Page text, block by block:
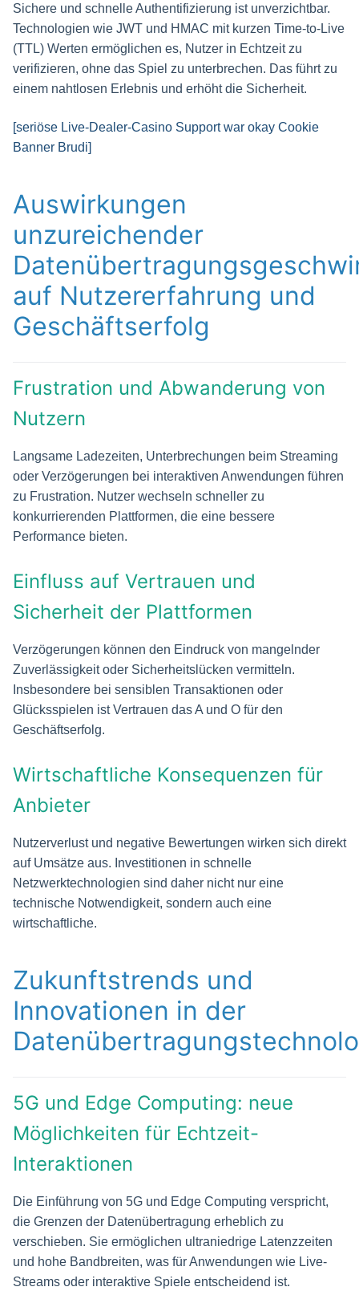
Sichere und schnelle Authentifizierung ist unverzichtbar.
Technologien wie JWT und HMAC mit kurzen Time-to-Live
(TTL) Werten ermöglichen es, Nutzer in Echtzeit zu
verifizieren, ohne das Spiel zu unterbrechen. Das führt zu
einem nahtlosen Erlebnis und erhöht die Sicherheit.
[seriöse Live-Dealer-Casino Support war okay Cookie
Banner Brudi]
Auswirkungen
unzureichender
auf Nutzererfahrung und
Geschäftserfolg
Frustration und Abwanderung von
Nutzern
Langsame Ladezeiten, Unterbrechungen beim Streaming
oder Verzögerungen bei interaktiven Anwendungen führen
zu Frustration. Nutzer wechseln schneller zu
konkurrierenden Plattformen, die eine bessere
Performance bieten.
Einfluss auf Vertrauen und
Sicherheit der Plattformen
Verzögerungen können den Eindruck von mangelnder
Zuverlässigkeit oder Sicherheitslücken vermitteln.
Insbesondere bei sensiblen Transaktionen oder
Glücksspielen ist Vertrauen das A und O für den
Geschäftserfolg.
Wirtschaftliche Konsequenzen für
Anbieter
Nutzerverlust und negative Bewertungen wirken sich direkt
auf Umsätze aus. Investitionen in schnelle
Netzwerktechnologien sind daher nicht nur eine
technische Notwendigkeit, sondern auch eine
wirtschaftliche.
Zukunftstrends und
Innovationen in der
5G und Edge Computing: neue
Möglichkeiten für Echtzeit-
Interaktionen
Die Einführung von 5G und Edge Computing verspricht,
die Grenzen der Datenübertragung erheblich zu
verschieben. Sie ermöglichen ultraniedrige Latenzzeiten
und hohe Bandbreiten, was für Anwendungen wie Live-
Streams oder interaktive Spiele entscheidend ist.